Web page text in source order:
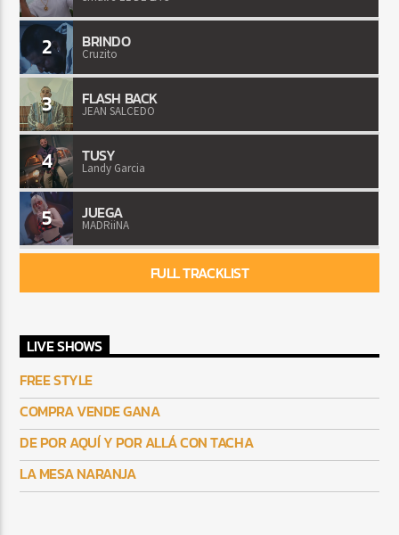
2 BRINDO
Cruzito
3 FLASH BACK
JEAN SALCEDO
4 TUSY
Landy Garcia
5 JUEGA
MADRiiNA
FULL TRACKLIST
LIVE SHOWS
FREE STYLE
COMPRA VENDE GANA
DE POR AQUÍ Y POR ALLÁ CON TACHA
LA MESA NARANJA